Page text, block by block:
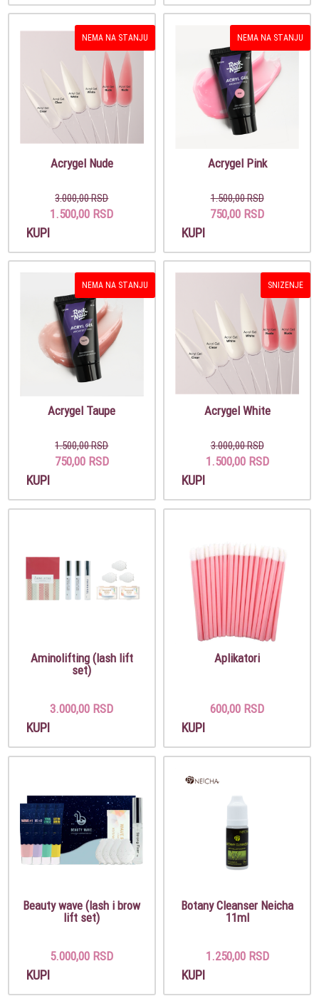
NEMA NA STANJU
Acrygel Nude
3.000,00 RSD
1.500,00 RSD
KUPI
NEMA NA STANJU
Acrygel Pink
1.500,00 RSD
750,00 RSD
KUPI
NEMA NA STANJU
Acrygel Taupe
1.500,00 RSD
750,00 RSD
KUPI
SNIZENJE
Acrygel White
3.000,00 RSD
1.500,00 RSD
KUPI
Aminolifting (lash lift
set)
3.000,00 RSD
KUPI
Aplikatori
600,00 RSD
KUPI
Beauty wave (lash i brow
lift set)
5.000,00 RSD
KUPI
Botany Cleanser Neicha
11ml
1.250,00 RSD
KUPI